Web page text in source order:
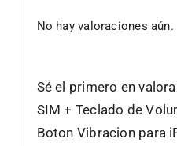
No hay valoraciones aún.
Sé el primero en
SIM + Teclado de
Boton Vibracion para